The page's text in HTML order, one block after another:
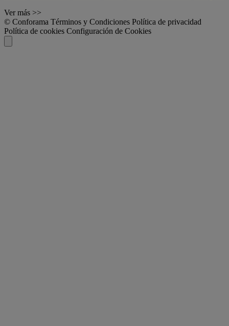
Ver más >>
© Conforama Términos y Condiciones Política de privacidad
Política de cookies Configuración de Cookies